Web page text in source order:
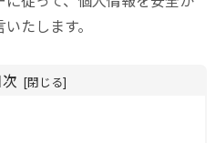
たします。